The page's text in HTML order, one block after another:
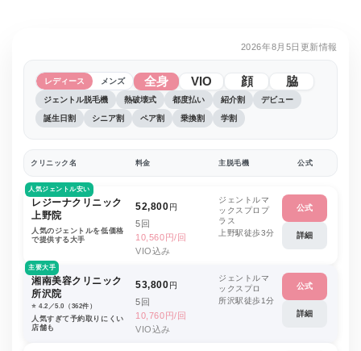
2026年8月5日更新情報
レディース メンズ 全身 VIO 顔 脇
ジェントル脱毛機 熱破壊式 都度払い 紹介割 デビュー
誕生日割 シニア割 ペア割 乗換割 学割
クリニック名 料金 主脱毛機 公式
人気ジェントル安い
レジーナクリニック
上野院
人気のジェントルを低価格
で提供する大手
52,800円
5回
10,560円/回
VIO込み
ジェントルマ
ックスプロプ
ラス
上野駅徒歩3分
公式
詳細
主要大手
湘南美容クリニック
所沢院
⭐️ 4.2／5.0（362件）
人気すぎて予約取りにくい
店舗も
53,800円
5回
10,760円/回
VIO込み
ジェントルマ
ックスプロ
所沢駅徒歩1分
公式
詳細